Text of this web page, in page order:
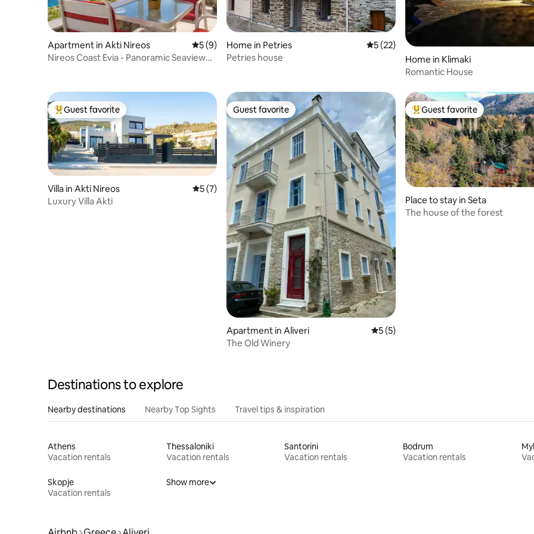
Apartment in Akti Nireos 5 out of 5 average rating, 9 reviews
5 (9)
Nireos Coast Evia - Panoramic Seaview
Home in Petries 5 out of 5 average rating, 22 reviews
5 (22)
Petries house
Home in Klimaki
Romantic House
Top guest favorite
Guest favorite
Villa in Akti Nireos 5 out of 5 average rating, 7 reviews
5 (7)
Luxury Villa Akti
Guest favorite
Guest favorite
Apartment in Aliveri 5 out of 5 average rating, 5 reviews
5 (5)
The Old Winery
Top guest favorite
Guest favorite
Place to stay in Seta
The house of the forest
Destinations to explore
Nearby destinations Nearby Top Sights Travel tips & inspiration
Athens
Vacation rentals
Thessaloniki
Vacation rentals
Santorini
Vacation rentals
Bodrum
Vacation rentals
Skopje
Vacation rentals
Show more